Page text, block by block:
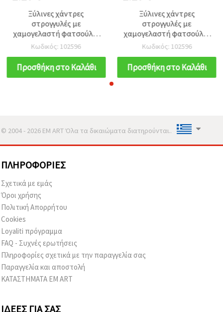
Ξύλινες χάντρες
στρογγυλές με
χαμογελαστή φατσούλα,
24x23 mm, οπή 6 mm,
φυσικό χρώμα ξύλου - 5
τεμ.
Κωδικός: 102596
Προσθήκη στο Καλάθι
Ξύλινες χάντρες
στρογγυλές με
χαμογελαστή φατσούλα,
24x23 mm, οπή 6 mm,
φυσικό χρώμα ξύλου - 5
τεμ.
Κωδικός: 102596
Προσθήκη στο Καλάθι
© 2004 - 2026 EM ART Όλα τα δικαιώματα διατηρούνται..
ΠΛΗΡΟΦΟΡΊΕΣ
Σχετικά με εμάς
Όροι χρήσης
Πολιτική Απορρήτου
Cookies
Loyaliti πρόγραμμα
FAQ - Συχνές ερωτήσεις
Πληροφορίες σχετικά με την παραγγελία σας
Παραγγελία και αποστολή
ΚΑΤΑΣΤΗΜΑΤΑ EM ART
ΙΔΈΕΣ ΓΙΑ ΣΑΣ